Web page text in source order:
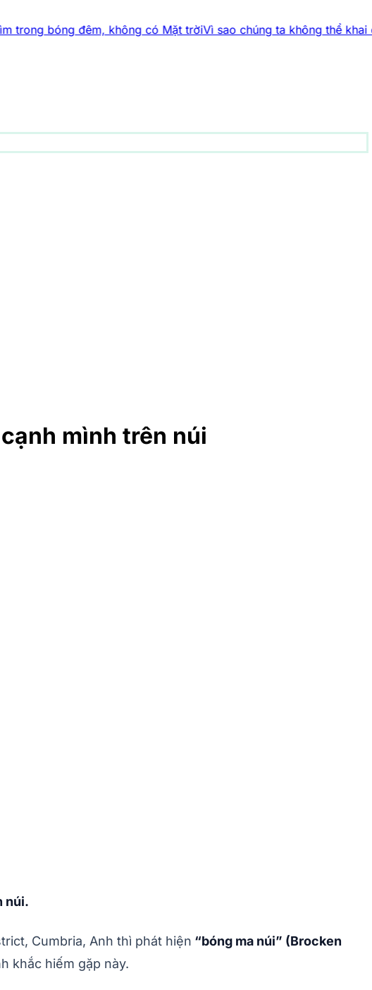
đêm, không có Mặt trờiVì sao chúng ta không thể khai quật
mình trên núi
núi.
Cumbria, Anh thì phát hiện “bóng ma núi” (Brocken
khắc hiếm gặp này.